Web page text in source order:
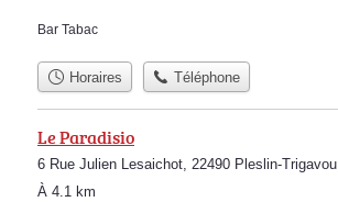
Bar Tabac
Horaires Téléphone
Le Paradisio
6 Rue Julien Lesaichot, 22490 Pleslin-Trigavou
À 4.1 km